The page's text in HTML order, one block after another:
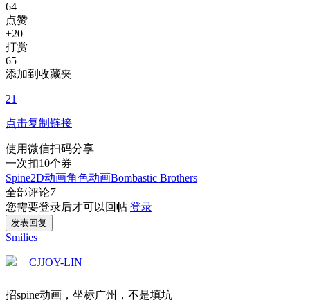
64
点赞
+20
打赏
65
添加到收藏夹
21
点击复制链接
使用微信扫码分享
一次扣10个券
Spine2D动画角色动画Bombastic Brothers
全部评论7
您需要登录后才可以回帖 登录
发表回复
Smilies
CJJOY-LIN
招spine动画，坐标广州，不是填坑